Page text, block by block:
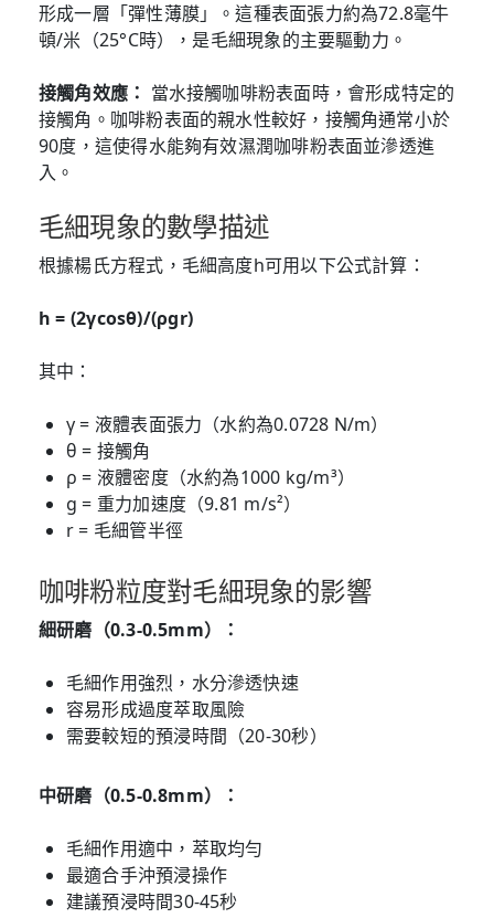
形成一層「彈性薄膜」。這種表面張力約為72.8毫牛
頓/米（25°C時），是毛細現象的主要驅動力。
接觸角效應： 當水接觸咖啡粉表面時，會形成特定的
接觸角。咖啡粉表面的親水性較好，接觸角通常小於
90度，這使得水能夠有效濕潤咖啡粉表面並滲透進
入。
毛細現象的數學描述
根據楊氏方程式，毛細高度h可用以下公式計算：
h = (2γcosθ)/(ρgr)
其中：
γ = 液體表面張力（水約為0.0728 N/m）
θ = 接觸角
ρ = 液體密度（水約為1000 kg/m³）
g = 重力加速度（9.81 m/s²）
r = 毛細管半徑
咖啡粉粒度對毛細現象的影響
細研磨（0.3-0.5mm）：
毛細作用強烈，水分滲透快速
容易形成過度萃取風險
需要較短的預浸時間（20-30秒）
中研磨（0.5-0.8mm）：
毛細作用適中，萃取均勻
最適合手沖預浸操作
建議預浸時間30-45秒